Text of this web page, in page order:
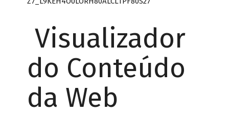
Visualizador
do Conteúdo
da Web